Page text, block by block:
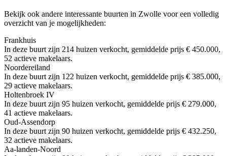
Bekijk ook andere interessante buurten in Zwolle voor een volledig
overzicht van je mogelijkheden:
Frankhuis
In deze buurt zijn 214 huizen verkocht, gemiddelde prijs € 450.000,
52 actieve makelaars.
Noordereiland
In deze buurt zijn 122 huizen verkocht, gemiddelde prijs € 385.000,
29 actieve makelaars.
Holtenbroek IV
In deze buurt zijn 95 huizen verkocht, gemiddelde prijs € 279.000,
41 actieve makelaars.
Oud-Assendorp
In deze buurt zijn 90 huizen verkocht, gemiddelde prijs € 432.250,
32 actieve makelaars.
Aa-landen-Noord